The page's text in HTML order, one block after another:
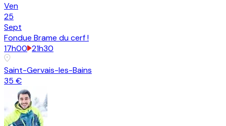
Ven
25
Sept
Fondue Brame du cerf !
17h00 21h30
Saint-Gervais-les-Bains
35 €